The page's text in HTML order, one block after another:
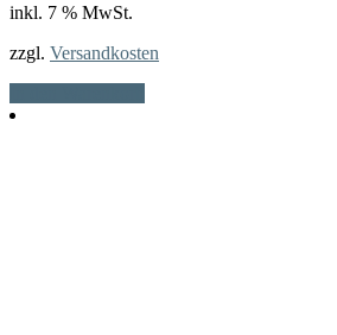
inkl. 7 % MwSt.
zzgl. Versandkosten